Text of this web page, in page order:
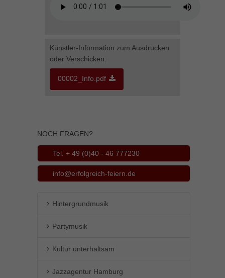
Künstler-Information zum Ausdrucken
oder Verschicken:
00002_Info.pdf
NOCH FRAGEN?
Tel. + 49 (0)40 - 46 777230
info@erfolgreich-feiern.de
Hintergrundmusik
Partymusik
Kultur unterhaltsam
Jazzagentur Hamburg
werden, bedarf der Zugriff auf diese Inhalte keiner manuellen Einwilligung
powered by Borlabs Cookie Datenschutzerklärung